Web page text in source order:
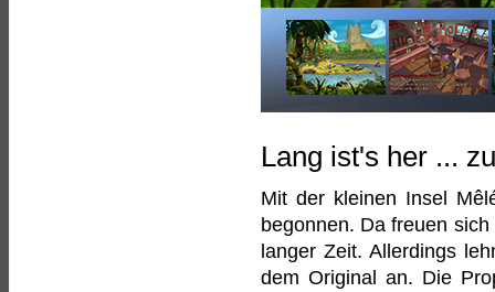
Lang ist's her ...
Mit der kleinen Insel
begonnen. Da freuen
langer Zeit. Allerdings
dem Original an. Die